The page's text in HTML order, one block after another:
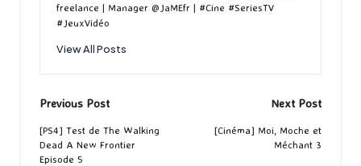
freelance | Manager @JaMEfr | #Cine #SeriesTV
#JeuxVidéo
View All Posts
Post
navigation
Previous Post
[PS4] Test de The Walking
Dead A New Frontier
Episode 5
Next Post
[Cinéma] Moi, Moche et
Méchant 3